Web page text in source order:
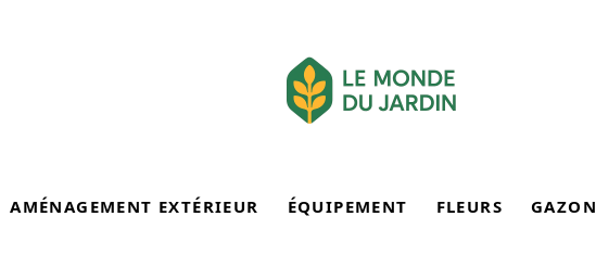
AMÉNAGEMENT EXTÉRIEUR ÉQUIPEMENT FLEURS GAZON